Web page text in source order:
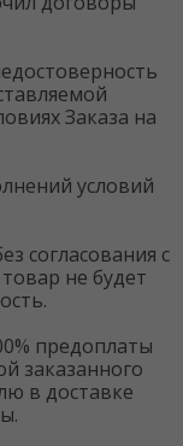
Заказа на
условий
согласования с
не будет
предоплаты
заказанного
в доставке